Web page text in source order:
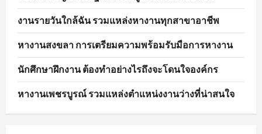
งานรายวันใกล้ฉัน รวมแหล่งหางานทุกสาขาอาชีพ
หางานสงขลา การเตรียมความพร้อมรับมือการหางาน
นักศึกษาฝึกงาน ต้องทำอย่างไรถึงจะโดนใจองค์กร
หางานเพชรบูรณ์ รวมแหล่งตำแหน่งงานว่างที่น่าสนใจ